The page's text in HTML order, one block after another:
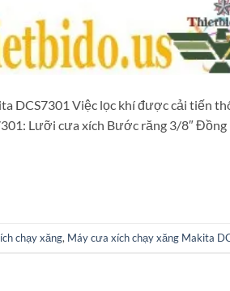
DCS7301 Việc lọc khí được cải tiến
Lưỡi cưa xích Bước răng 3/8″ Đồng
chạy xăng, Máy cưa xích chạy xăng Makita